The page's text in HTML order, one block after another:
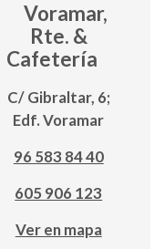
Voramar,
Rte. &
Cafetería
C/ Gibraltar, 6;
Edf. Voramar
96 583 84 40
605 906 123
Ver en mapa